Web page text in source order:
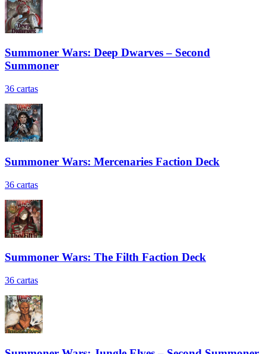
Summoner Wars: Deep Dwarves – Second
Summoner
36 cartas
Summoner Wars: Mercenaries Faction Deck
36 cartas
Summoner Wars: The Filth Faction Deck
36 cartas